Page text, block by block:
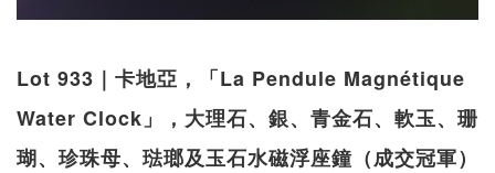
Lot 933｜卡地亞，「La Pendule Magnétique
Water Clock」，大理石、銀、青金石、軟玉、珊
瑚、珍珠母、琺瑯及玉石水磁浮座鐘（成交冠軍）